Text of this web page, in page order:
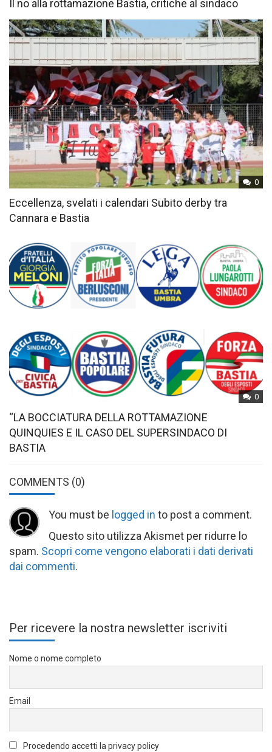
Il no alla rottamazione Bastia, critiche al sindaco
0
Eccellenza, svelati i calendari Subito derby tra
Cannara e Bastia
0
“LA BOCCIATURA DELLA ROTTAMAZIONE
QUINQUIES E IL CASO DEL SUPERSINDACO DI
BASTIA
COMMENTS (0)
You must be logged in to post a comment.
Questo sito utilizza Akismet per ridurre lo
spam. Scopri come vengono elaborati i dati derivati
dai commenti.
Per ricevere la nostra newsletter iscriviti
Nome o nome completo
Email
Procedendo accetti la privacy policy